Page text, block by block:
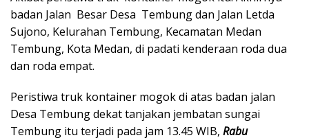
badan Jalan Besar Desa Tembung dan Jalan Letda
Sujono, Kelurahan Tembung, Kecamatan Medan
Tembung, Kota Medan, di padati kenderaan roda dua
dan roda empat.
Peristiwa truk kontainer mogok di atas badan jalan
Desa Tembung dekat tanjakan jembatan sungai
Tembung itu terjadi pada jam 13.45 WIB, Rabu